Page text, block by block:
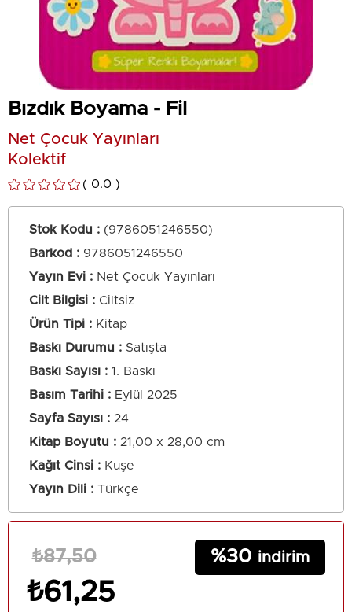
Bızdık Boyama - Fil
Net Çocuk Yayınları
Kolektif
0.0
Stok Kodu
(9786051246550)
Barkod : 9786051246550
Yayın Evi
Net Çocuk Yayınları
Cilt Bilgisi
Ciltsiz
Ürün Tipi
Kitap
Baskı Durumu
Satışta
Baskı Sayısı
1. Baskı
Basım Tarihi
Eylül 2025
Sayfa Sayısı
24
Kitap Boyutu
21,00 x 28,00 cm
Kağıt Cinsi
Kuşe
Yayın Dili
Türkçe
₺87,50
₺61,25
30